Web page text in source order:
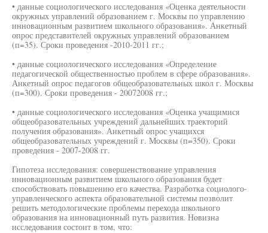
• данные социологического исследования «Оценка деятельности
окружных управлений образованием г. Москвы по управлению
инновационным развитием школьного образования». Анкетный
опрос представителей окружных управлений образованием
(п=35). Сроки проведения -2010-2011 гг.;
• данные социологического исследования «Определение
педагогической общественностью проблем в сфере образования».
Анкетный опрос педагогов общеобразовательных школ г. Москвы
(п=300). Сроки проведения - 20072008 гг.;
• данные социологического исследования «Оценка учащимися
общеобразовательных учреждений дальнейших траекторий
получения образования». Анкетный опрос учащихся
общеобразовательных учреждений г. Москвы (п=350). Сроки
проведения - 2007-2008 гг.
Гипотеза исследования: совершенствование управления
инновационным развитием школьного образования будет
способствовать повышению его качества. Разработка социолого-
управленческого аспекта образовательной системы позволит
решить методологические проблемы перехода школьного
образования на инновационный путь развития. Новизна
исследования состоит в том, что: